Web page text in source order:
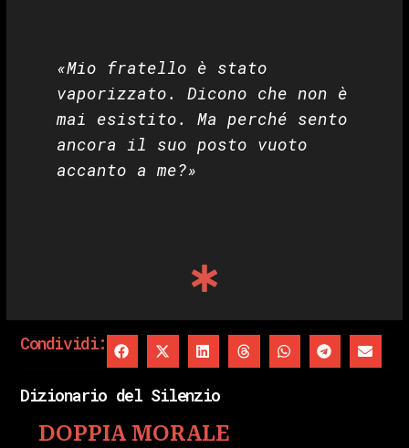
«Mio fratello è stato
vaporizzato. Dicono che non è
mai esistito. Ma perché sento
ancora il suo posto vuoto
accanto a me?»
Condividi:
Dizionario del Silenzio
DOPPIA MORALE